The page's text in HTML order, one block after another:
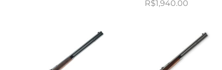
R$1,940.00